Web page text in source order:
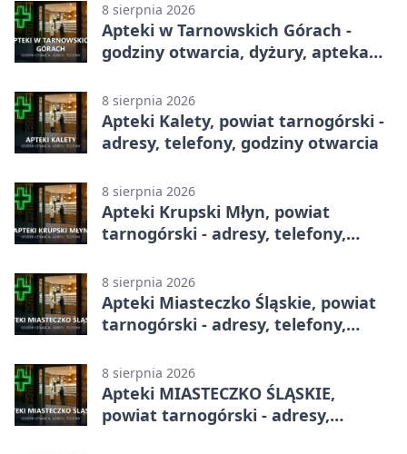
8 sierpnia 2026
Apteki w Tarnowskich Górach -
godziny otwarcia, dyżury, apteka
8 sierpnia 2026
Apteki Kalety, powiat tarnogórski -
adresy, telefony, godziny otwarcia
8 sierpnia 2026
Apteki Krupski Młyn, powiat
tarnogórski - adresy, telefony,
8 sierpnia 2026
Apteki Miasteczko Śląskie, powiat
tarnogórski - adresy, telefony,
8 sierpnia 2026
Apteki MIASTECZKO ŚLĄSKIE,
powiat tarnogórski - adresy,